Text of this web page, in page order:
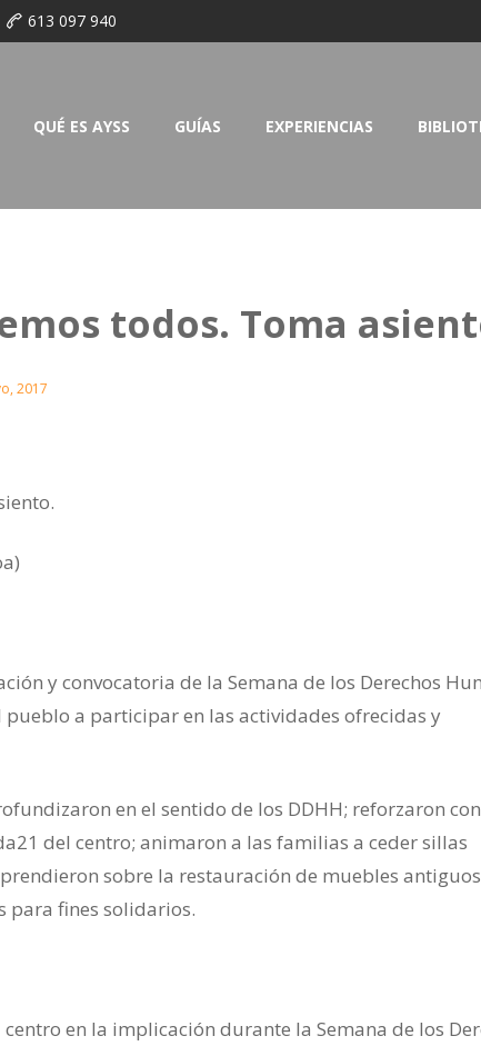
613 097 940
QUÉ ES AYSS GUÍAS EXPERIENCIAS
todos. Toma
2017
y convocatoria de la Semana de los Derechos
a participar en las actividades ofrecidas y
en el sentido de los DDHH; reforzaron
del centro; animaron a las familias a ceder sillas
sobre la restauración de muebles
para fines solidarios.
en la implicación durante la Semana de los